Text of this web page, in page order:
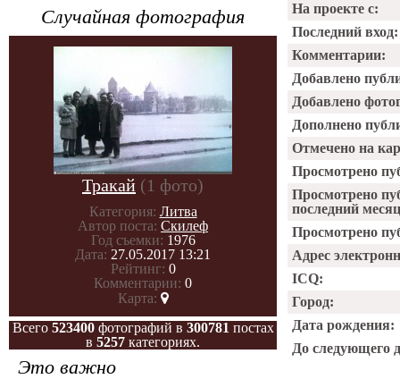
Случайная фотография
Тракай (1 фото)
Категория: Литва
Автор поста: Скилеф
Год съемки: 1976
Дата: 27.05.2017 13:21
Рейтинг: 0
Комментарии: 0
Карта:
Всего 523400фотографий в 300781 постах
в 5257 категориях.
Это важно
На проекте с:
Последний вход:
Комментарии:
Добавлено
Добавлено
Дополнено
Отмечено на
Просмотрено
Просмотрено
последний
Просмотрено
Адрес
ICQ:
Город:
Дата рождения:
До следующего